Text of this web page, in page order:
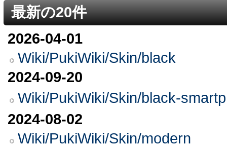
最新の20件
2026-04-01
Wiki/PukiWiki/Skin/black
2024-09-20
Wiki/PukiWiki/Skin/black-
2024-08-02
Wiki/PukiWiki/Skin/modern